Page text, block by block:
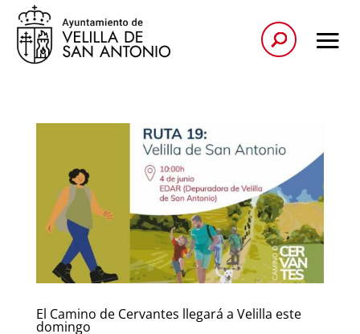
El Camino de Cervantes llegará a Velilla este
domingo